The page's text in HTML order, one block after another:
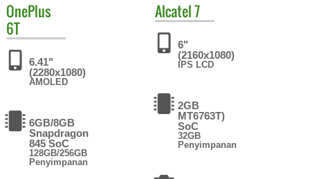
OnePlus
6T
6.41"
(2280x1080)
AMOLED
6GB/8GB
Snapdragon
845 SoC
128GB/256GB
Penyimpanan
Alcatel7
6"
(2160x1080)
IPS LCD
2GB
MT6763T)
SoC
32GB
Penyimpanan